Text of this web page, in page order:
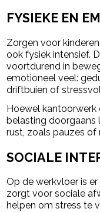
FYSIEKE EN
Zorgen voor
ook fysiek intensief.
voortdurend in
emotioneel veel:
driftbuien of
Hoewel kantoorwerk
belasting doorgaans
rust, zoals pauzes of
SOCIALE
Op de werkvloer is
zorgt voor sociale
helpen om stress te